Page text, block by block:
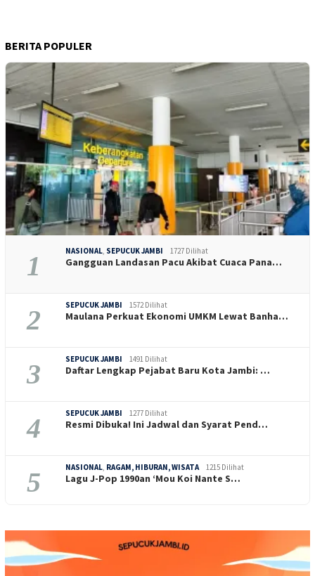
BERITA POPULER
1 NASIONAL, SEPUCUK JAMBI 1727 Dilihat
Gangguan Landasan Pacu Akibat Cuaca Pana…
2 SEPUCUK JAMBI 1572 Dilihat
Maulana Perkuat Ekonomi UMKM Lewat Banha…
3 SEPUCUK JAMBI 1491 Dilihat
Daftar Lengkap Pejabat Baru Kota Jambi: …
4 SEPUCUK JAMBI 1277 Dilihat
Resmi Dibuka! Ini Jadwal dan Syarat Pend…
5 NASIONAL, RAGAM, HIBURAN, WISATA 1215 Dilihat
Lagu J-Pop 1990an ‘Mou Koi Nante S…